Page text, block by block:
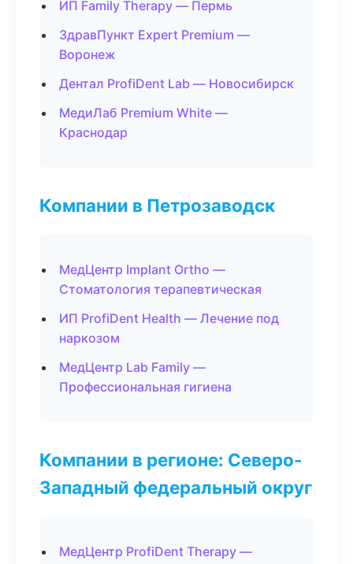
ИП Family Therapy — Пермь
ЗдравПункт Expert Premium —
Воронеж
Дентал ProfiDent Lab — Новосибирск
МедиЛаб Premium White —
Краснодар
Компании в Петрозаводск
МедЦентр Implant Ortho —
Стоматология терапевтическая
ИП ProfiDent Health — Лечение под
наркозом
МедЦентр Lab Family —
Профессиональная гигиена
Компании в регионе: Северо-
Западный федеральный округ
МедЦентр ProfiDent Therapy —